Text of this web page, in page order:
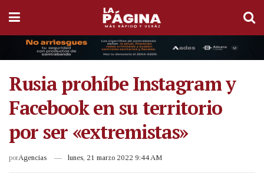
Rusia prohíbe Instagram y
Facebook en su territorio
por ser «extremistas»
porAgencias lunes, 21 marzo 2022 9:44 AM